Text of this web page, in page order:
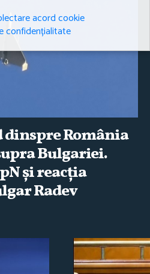
dinspre România
Bulgariei.
şi reacţia
Radev
acord cookie
confidențialitate